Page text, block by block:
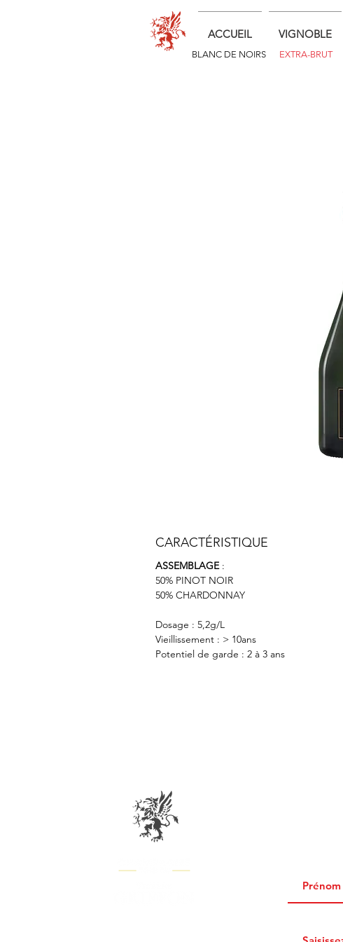
ACCUEIL VIGNOBLE
BLANC DE NOIRS EXTRA-BRUT
CARACTÉRISTIQUE
ASSEMBLAGE:
50% PINOT NOIR
50% CHARDONNAY
Dosage : 5,2g/L
Vieillissement : > 10ans
Potentiel de garde : 2 à 3 ans